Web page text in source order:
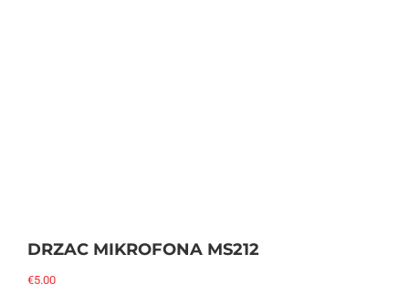
DRZAC MIKROFONA MS212
€5.00